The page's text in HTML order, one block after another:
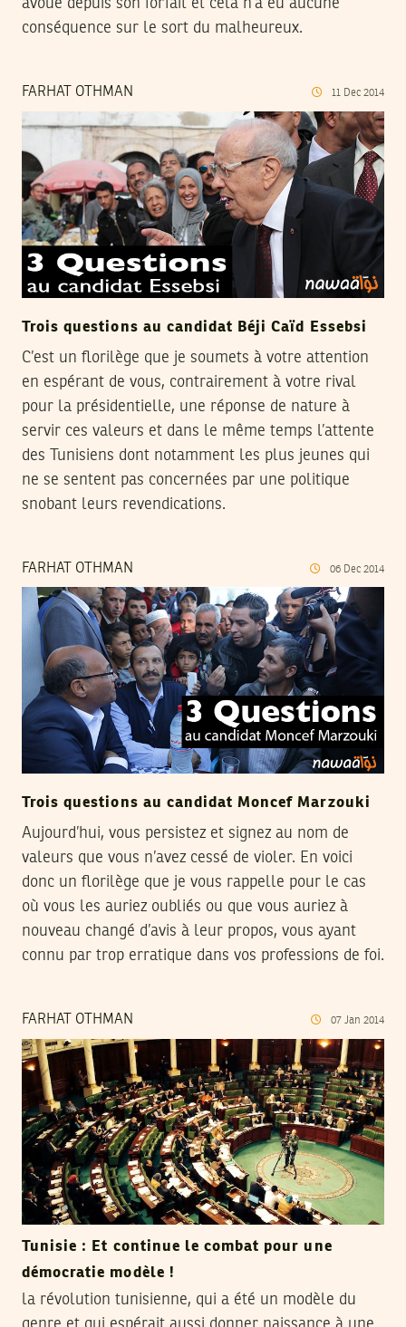
avoué depuis son forfait et cela n’a eu aucune
conséquence sur le sort du malheureux.
FARHAT OTHMAN 11 Dec 2014
Trois questions au candidat Béji Caïd Essebsi
C’est un florilège que je soumets à votre attention
en espérant de vous, contrairement à votre rival
pour la présidentielle, une réponse de nature à
servir ces valeurs et dans le même temps l’attente
des Tunisiens dont notamment les plus jeunes qui
ne se sentent pas concernées par une politique
snobant leurs revendications.
FARHAT OTHMAN 06 Dec 2014
Trois questions au candidat Moncef Marzouki
Aujourd’hui, vous persistez et signez au nom de
valeurs que vous n’avez cessé de violer. En voici
donc un florilège que je vous rappelle pour le cas
où vous les auriez oubliés ou que vous auriez à
nouveau changé d’avis à leur propos, vous ayant
connu par trop erratique dans vos professions de foi.
FARHAT OTHMAN 07 Jan 2014
Tunisie : Et continue le combat pour une
démocratie modèle !
la révolution tunisienne, qui a été un modèle du